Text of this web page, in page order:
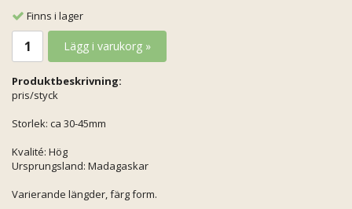
Finns i lager
Lägg i varukorg »
Produktbeskrivning:
pris/styck
Storlek: ca 30-45mm
Kvalité: Hög
Ursprungsland: Madagaskar
Varierande längder, färg form.